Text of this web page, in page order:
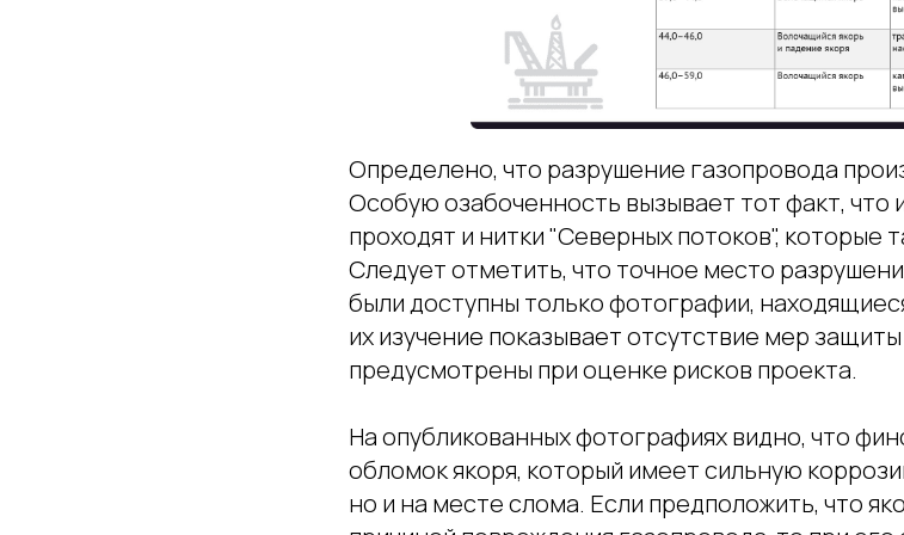
Определено, что разрушение газопровода
Особую озабоченность вызывает тот факт, что
проходят и нитки "Северных потоков", которые
Следует отметить, что точное место
были доступны только фотографии,
их изучение показывает отсутствие мер
предусмотрены при оценке рисков проекта.
На опубликованных фотографиях видно, что
обломок якоря, который имеет сильную
но и на месте слома. Если предположить, что